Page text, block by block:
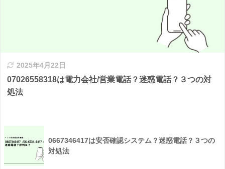
2025年4月22日
07026558318は電力会社/営業電話？迷惑電話？３つの対
処法
0667346417は安否確認システム？迷惑電話？３つの
対処法